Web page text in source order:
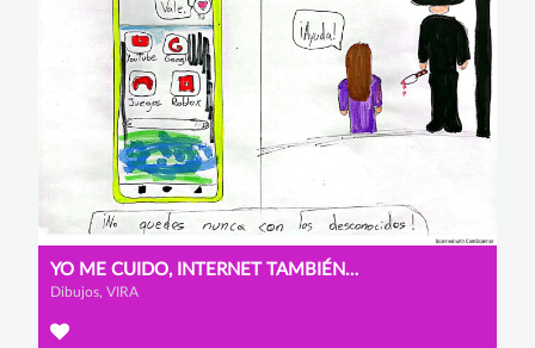
YO ME CUIDO, INTERNET TAMBIÉN CUIDA. ¡ÚSALO BIEN!
Dibujos, VIRA